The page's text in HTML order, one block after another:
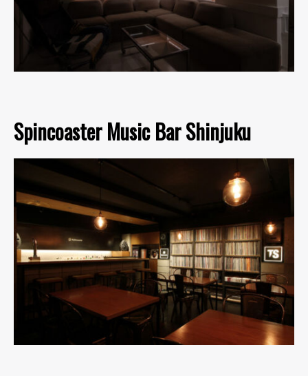
Spincoaster Music Bar Shinjuku